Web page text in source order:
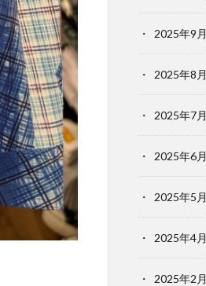
2025年9月
2025年8月
2025年7月
2025年6月
2025年5月
2025年4月
2025年2月